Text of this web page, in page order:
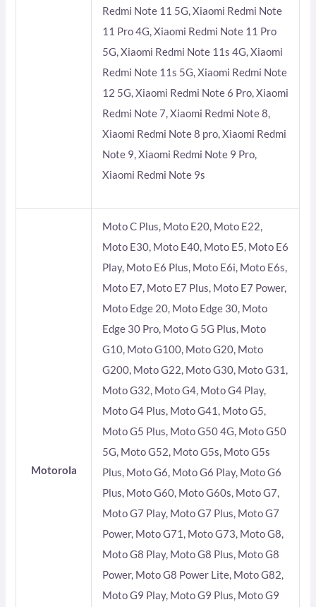
Redmi Note 11 5G, Xiaomi Redmi Note
11 Pro 4G, Xiaomi Redmi Note 11 Pro
5G, Xiaomi Redmi Note 11s 4G, Xiaomi
Redmi Note 11s 5G, Xiaomi Redmi Note
12 5G, Xiaomi Redmi Note 6 Pro, Xiaomi
Redmi Note 7, Xiaomi Redmi Note 8,
Xiaomi Redmi Note 8 pro, Xiaomi Redmi
Note 9, Xiaomi Redmi Note 9 Pro,
Xiaomi Redmi Note 9s
Motorola
Moto C Plus, Moto E20, Moto E22,
Moto E30, Moto E40, Moto E5, Moto E6
Play, Moto E6 Plus, Moto E6i, Moto E6s,
Moto E7, Moto E7 Plus, Moto E7 Power,
Moto Edge 20, Moto Edge 30, Moto
Edge 30 Pro, Moto G 5G Plus, Moto
G10, Moto G100, Moto G20, Moto
G200, Moto G22, Moto G30, Moto G31,
Moto G32, Moto G4, Moto G4 Play,
Moto G4 Plus, Moto G41, Moto G5,
Moto G5 Plus, Moto G50 4G, Moto G50
5G, Moto G52, Moto G5s, Moto G5s
Plus, Moto G6, Moto G6 Play, Moto G6
Plus, Moto G60, Moto G60s, Moto G7,
Moto G7 Play, Moto G7 Plus, Moto G7
Power, Moto G71, Moto G73, Moto G8,
Moto G8 Play, Moto G8 Plus, Moto G8
Power, Moto G8 Power Lite, Moto G82,
Moto G9 Play, Moto G9 Plus, Moto G9